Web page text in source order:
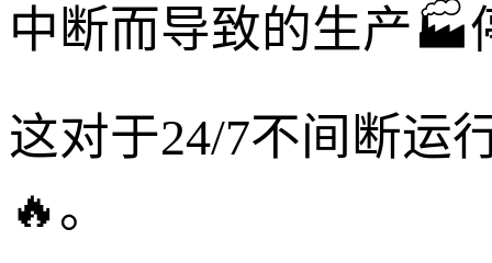
中断而导致的生产🏭
这对于24/7不间断运
🔥。